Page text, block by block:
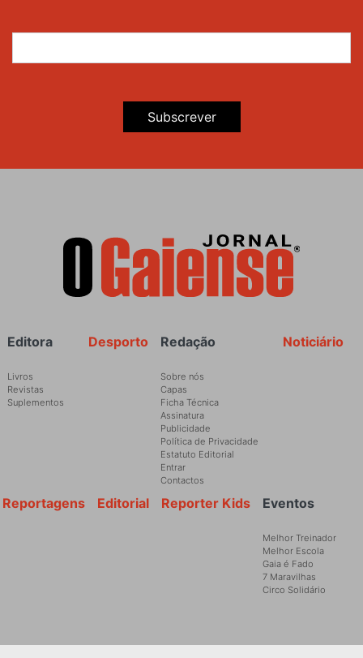
Subscrever
Rodapé Noticiário
Redação
Sobre nós
Capas
Ficha Técnica
Assinatura
Publicidade
Política de Privacidade
Estatuto Editorial
Entrar
Contactos
Desporto
Editora
Livros
Revistas
Suplementos
Eventos
Melhor Treinador
Melhor Escola
Gaia é Fado
7 Maravilhas
Circo Solidário
Reporter Kids
Editorial
Reportagens